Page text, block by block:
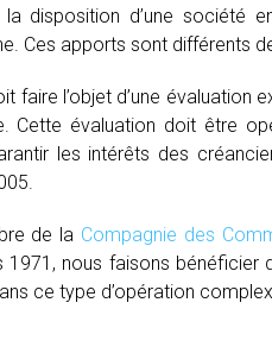
disposition d’une société
Ces apports sont différents
faire l’objet d’une
Cette évaluation doit être
les intérêts des
de la Compagnie des
1971, nous faisons
ce type d’opération